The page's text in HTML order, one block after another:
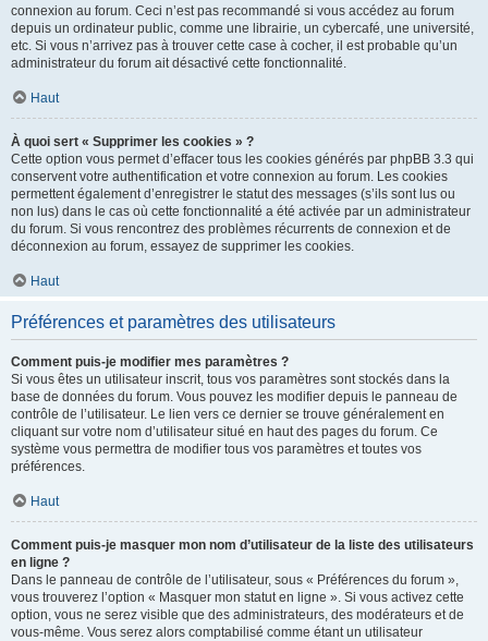
connexion au forum. Ceci n’est pas recommandé si vous accédez au forum
depuis un ordinateur public, comme une librairie, un cybercafé, une université,
etc. Si vous n’arrivez pas à trouver cette case à cocher, il est probable qu’un
administrateur du forum ait désactivé cette fonctionnalité.
Haut
À quoi sert « Supprimer les cookies » ?
Cette option vous permet d’effacer tous les cookies générés par phpBB 3.3 qui
conservent votre authentification et votre connexion au forum. Les cookies
permettent également d’enregistrer le statut des messages (s’ils sont lus ou
non lus) dans le cas où cette fonctionnalité a été activée par un administrateur
du forum. Si vous rencontrez des problèmes récurrents de connexion et de
déconnexion au forum, essayez de supprimer les cookies.
Haut
Préférences et paramètres des utilisateurs
Comment puis-je modifier mes paramètres ?
Si vous êtes un utilisateur inscrit, tous vos paramètres sont stockés dans la
base de données du forum. Vous pouvez les modifier depuis le panneau de
contrôle de l’utilisateur. Le lien vers ce dernier se trouve généralement en
cliquant sur votre nom d’utilisateur situé en haut des pages du forum. Ce
système vous permettra de modifier tous vos paramètres et toutes vos
préférences.
Haut
Comment puis-je masquer mon nom d’utilisateur de la liste des utilisateurs
en ligne ?
Dans le panneau de contrôle de l’utilisateur, sous « Préférences du forum »,
vous trouverez l’option « Masquer mon statut en ligne ». Si vous activez cette
option, vous ne serez visible que des administrateurs, des modérateurs et de
vous-même. Vous serez alors comptabilisé comme étant un utilisateur